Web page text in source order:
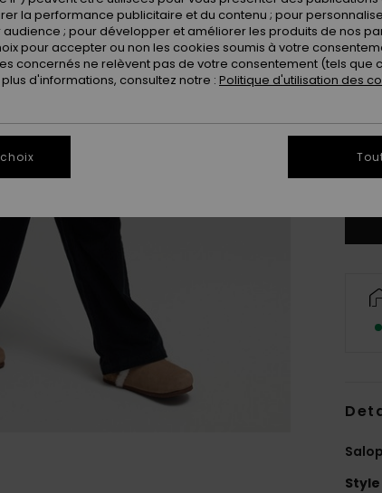
4
16
Style
la performance publicitaire et du contenu ; pour
; pour développer et améliorer les produits de nos
pour accepter ou non les cookies soumis à votre
concernés ne relèvent pas de votre consentement (tels que
d'informations, consultez notre : Politique d'utilisation des